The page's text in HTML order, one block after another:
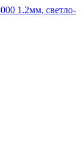
1.2мм, светло-